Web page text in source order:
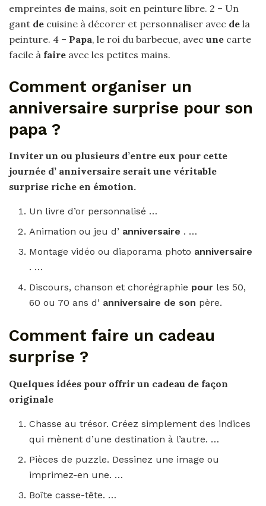
empreintes de mains, soit en peinture libre. 2 – Un
gant de cuisine à décorer et personnaliser avec de la
peinture. 4 – Papa, le roi du barbecue, avec une carte
facile à faire avec les petites mains.
Comment organiser un
anniversaire surprise pour son
papa ?
Inviter un ou plusieurs d’entre eux pour cette
journée d’ anniversaire serait une véritable
surprise riche en émotion.
Un livre d’or personnalisé …
Animation ou jeu d’ anniversaire . …
Montage vidéo ou diaporama photo anniversaire
. …
Discours, chanson et chorégraphie pour les 50,
60 ou 70 ans d’ anniversaire de son père.
Comment faire un cadeau
surprise ?
Quelques idées pour offrir un cadeau de façon
originale
Chasse au trésor. Créez simplement des indices
qui mènent d’une destination à l’autre. …
Pièces de puzzle. Dessinez une image ou
imprimez-en une. …
Boîte casse-tête. …